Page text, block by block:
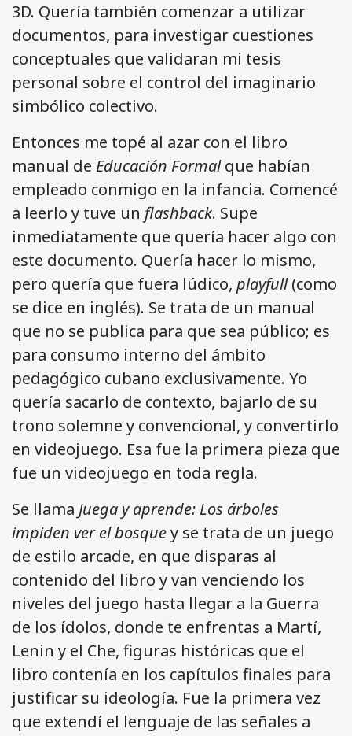
3D. Quería también comenzar a utilizar
documentos, para investigar cuestiones
conceptuales que validaran mi tesis
personal sobre el control del imaginario
simbólico colectivo.
Entonces me topé al azar con el libro
manual de Educación Formalque habían
empleado conmigo en la infancia. Comencé
a leerlo y tuve un flashback. Supe
inmediatamente que quería hacer algo con
este documento. Quería hacer lo mismo,
pero quería que fuera lúdico, playfull(como
se dice en inglés). Se trata de un manual
que no se publica para que sea público; es
para consumo interno del ámbito
pedagógico cubano exclusivamente. Yo
quería sacarlo de contexto, bajarlo de su
trono solemne y convencional, y convertirlo
en videojuego. Esa fue la primera pieza que
fue un videojuego en toda regla.
Se llama Juega y aprende: Los árboles
impiden ver el bosquey se trata de un juego
de estilo arcade, en que disparas al
contenido del libro y van venciendo los
niveles del juego hasta llegar a la Guerra
de los ídolos, donde te enfrentas a Martí,
Lenin y el Che, figuras históricas que el
libro contenía en los capítulos finales para
justificar su ideología. Fue la primera vez
que extendí el lenguaje de las señales a